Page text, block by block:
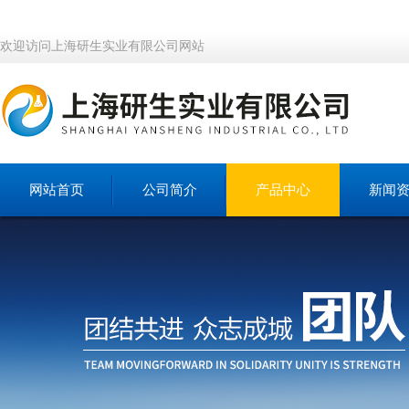
欢迎访问上海研生实业有限公司网站
网站首页 公司简介 产品中心 新闻